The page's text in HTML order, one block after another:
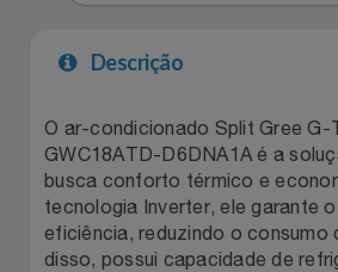
Eletrodomésticos
Eletroportáteis
Esportes
Experiências
Ferramentas
Gama Italy
Giftty
Havanna
Jbl
John John
Le Lis
Magalu
Natura
Descrição
O ar-condicionado Split Gree G-
GWC18ATD-D6DNA1A é a
busca conforto térmico e
tecnologia Inverter, ele garante
eficiência, reduzindo o consumo
disso, possui capacidade de